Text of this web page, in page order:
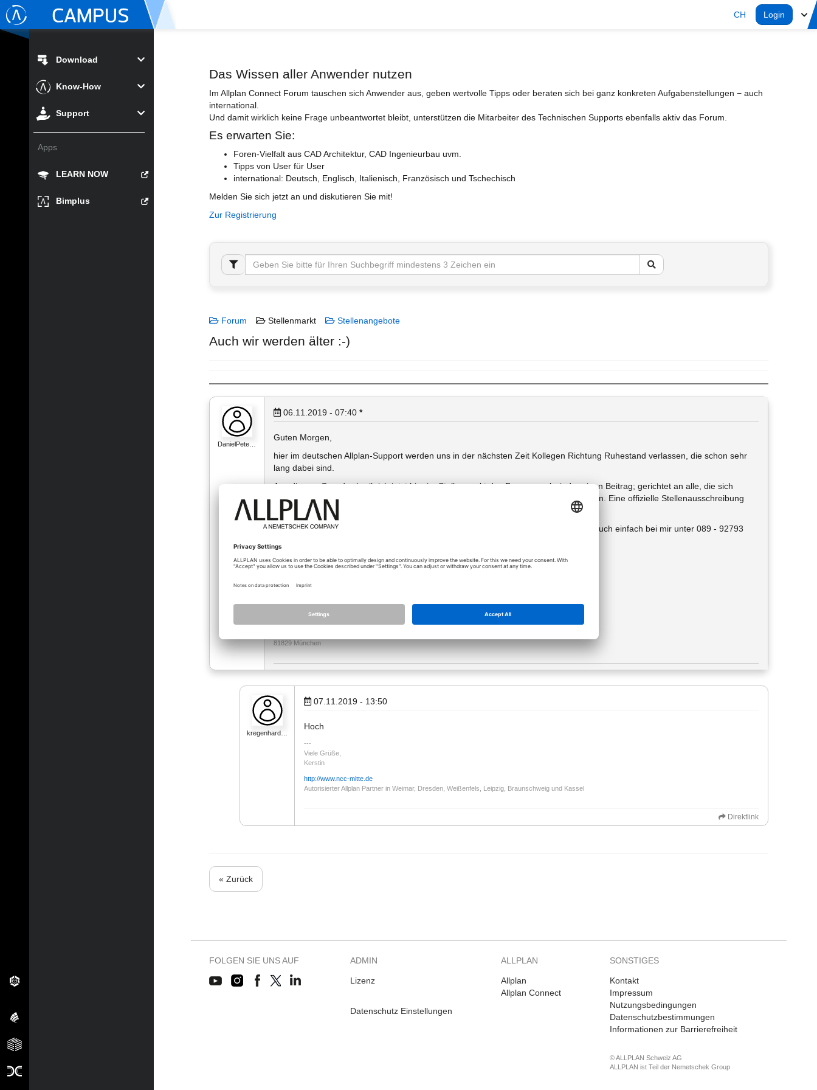
CH Login
Download
Know-How
Support
Apps
LEARN NOW
Bimplus
Das Wissen aller Anwender nutzen
Im Allplan Connect Forum tauschen sich Anwender aus, geben wertvolle Tipps oder beraten sich bei ganz konkreten Aufgabenstellungen − auch
international.
Und damit wirklich keine Frage unbeantwortet bleibt, unterstützen die Mitarbeiter des Technischen Supports ebenfalls aktiv das Forum.
Es erwarten Sie:
Foren-Vielfalt aus CAD Architektur, CAD Ingenieurbau uvm.
Tipps von User für User
international: Deutsch, Englisch, Italienisch, Französisch und Tschechisch
Melden Sie sich jetzt an und diskutieren Sie mit!
Zur Registrierung
Forum Stellenmarkt Stellenangebote
Auch wir werden älter :-)
DanielPete…
06.11.2019 - 07:40 *
Guten Morgen,
hier im deutschen Allplan-Support werden uns in der nächsten Zeit Kollegen Richtung Ruhestand verlassen, die schon sehr
lang dabei sind.
Aus diesem Grund schreib ich jetzt hier im Stellenmarkt des Forums mal wieder einen Beitrag; gerichtet an alle, die sich
beruflich verändern möchten und sich einen Job im Allplan Support vorstellen könnten. Eine offizielle Stellenausschreibung
wird noch folgen.
Interesse geweckt? Dann biete ich gerne ein unverbindliches Gespräch an; meldet Euch einfach bei mir unter 089 - 92793
Gruß
Daniel
Customer Success Manager
81829 München
kregenhard…
07.11.2019 - 13:50
Hoch
Viele Grüße,
Kerstin
http://www.ncc-mitte.de
Autorisierter Allplan Partner in Weimar, Dresden, Weißenfels, Leipzig, Braunschweig und Kassel
Direktlink
« Zurück
FOLGEN SIE UNS AUF ADMIN
Lizenz
Datenschutz Einstellungen
ALLPLAN
Allplan
Allplan Connect
SONSTIGES
Kontakt
Impressum
Nutzungsbedingungen
Datenschutzbestimmungen
Informationen zur Barrierefreiheit
© ALLPLAN Schweiz AG
ALLPLAN ist Teil der Nemetschek Group